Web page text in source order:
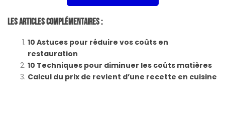
Les Articles Complémentaires :
10 Astuces pour réduire vos coûts en
restauration
10 Techniques pour diminuer les coûts matières
Calcul du prix de revient d’une recette en cuisine